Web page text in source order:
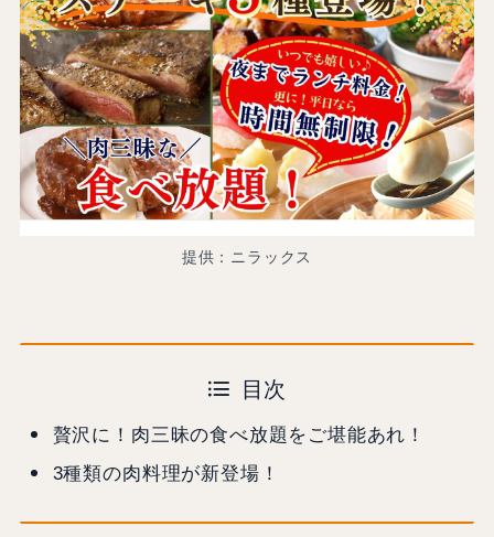
提供：ニラックス
目次
贅沢に！肉三昧の食べ放題をご堪能あれ！
3種類の肉料理が新登場！